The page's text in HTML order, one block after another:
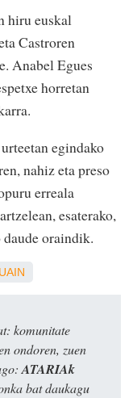
hiru euskal
Castroren
Anabel Egues
horretan
egindako
nahiz eta preso
erreala
esaterako,
oraindik.
komunitate
ondoren, zuen
ATARIAk
bat daukagu